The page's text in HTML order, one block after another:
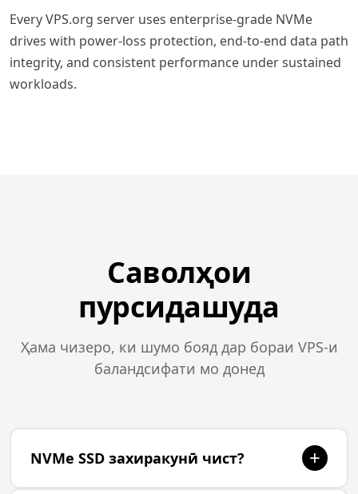
Every VPS.org server uses enterprise-grade NVMe
drives with power-loss protection, end-to-end data path
integrity, and consistent performance under sustained
workloads.
Саволҳои
пурсидашуда
Ҳама чизеро, ки шумо бояд дар бораи VPS-и
баландсифати мо донед
NVMe SSD захиракунӣ чист? +